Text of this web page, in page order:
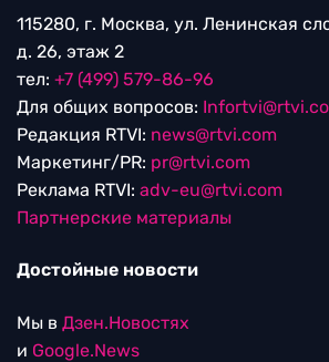
115280, г. Москва, ул. Ленинская
д. 26, этаж 2
тел: +7 (499) 579-86-96
Для общих вопросов:
Редакция RTVI: news@rtvi.com
Маркетинг/PR: pr@rtvi.com
Реклама RTVI: adv-eu@rtvi.com
Партнерские материалы
Достойные новости
Мы в Дзен.Новостях
и Google.News